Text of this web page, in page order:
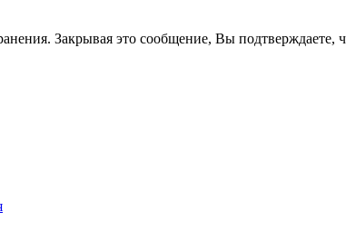
Закрывая это сообщение, Вы